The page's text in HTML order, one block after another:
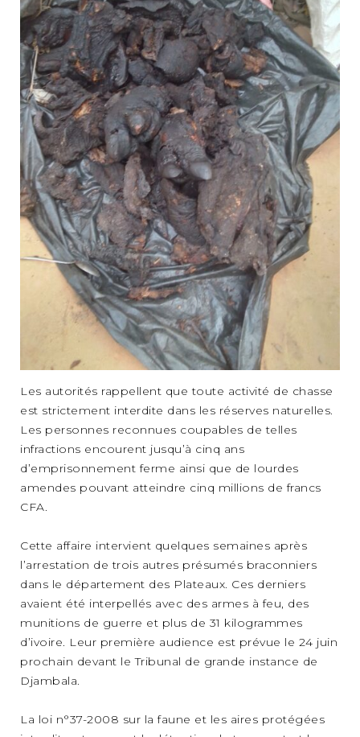
Les autorités rappellent que toute activité de chasse
est strictement interdite dans les réserves naturelles.
Les personnes reconnues coupables de telles
infractions encourent jusqu’à cinq ans
d’emprisonnement ferme ainsi que de lourdes
amendes pouvant atteindre cinq millions de francs
CFA.
Cette affaire intervient quelques semaines après
l’arrestation de trois autres présumés braconniers
dans le département des Plateaux. Ces derniers
avaient été interpellés avec des armes à feu, des
munitions de guerre et plus de 31 kilogrammes
d’ivoire. Leur première audience est prévue le 24 juin
prochain devant le Tribunal de grande instance de
Djambala.
La loi n°37-2008 sur la faune et les aires protégées